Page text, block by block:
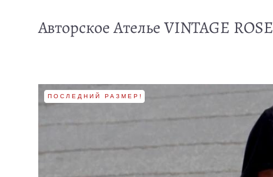
Авторское Ателье VINTAGE ROSE
ПОСЛЕДНИЙ РАЗМЕР!